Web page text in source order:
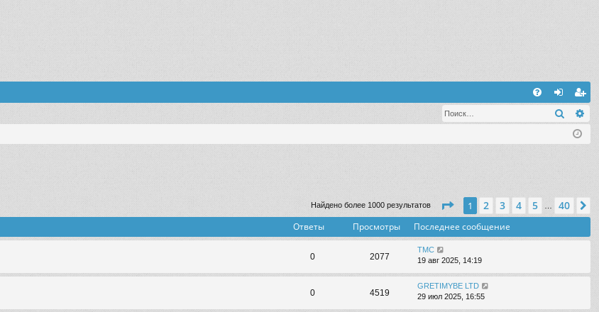
хо ег
ис
ия
Поиск
Найдено более 1000 результатов Страница из 40
1 2 3 4 5 … 40
Ответы Просмотры Последнее сообщение
0 2077
TMC
19 авг 2025, 14:19
0 4519
GRETIMYBE LTD
29 июл 2025, 16:55